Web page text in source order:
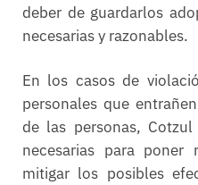
deber de guardarlos
necesarias y razonables.
En los casos de
personales que
de las personas,
necesarias para
mitigar los posibles